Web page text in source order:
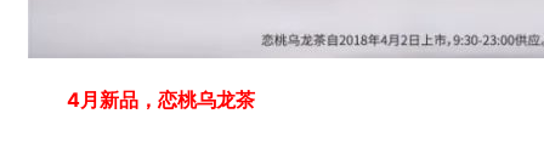
4月新品，恋桃乌龙茶